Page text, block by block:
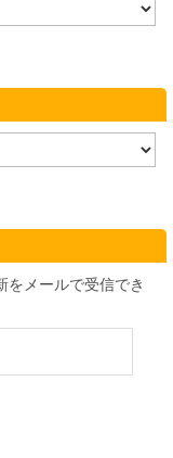
をメールで受信でき